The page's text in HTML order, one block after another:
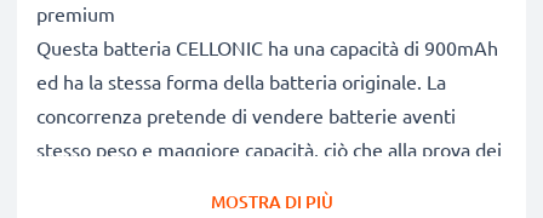
premium
Questa batteria CELLONIC ha una capacità di 900mAh
ed ha la stessa forma della batteria originale. La
concorrenza pretende di vendere batterie aventi
stesso peso e maggiore capacità, ciò che alla prova dei
MOSTRA DI PIÙ